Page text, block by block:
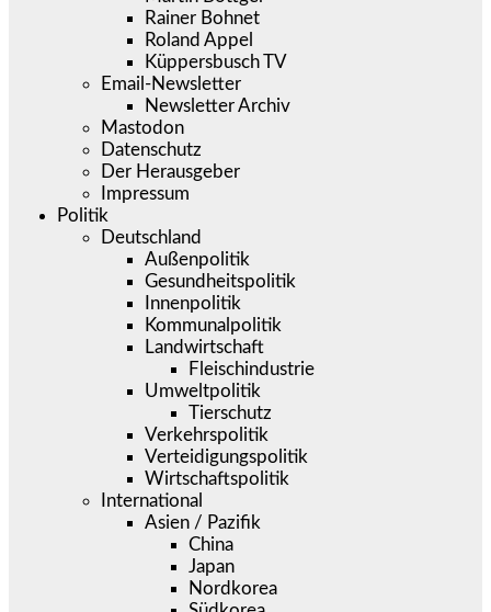
Rainer Bohnet
Roland Appel
Küppersbusch TV
Email-Newsletter
Newsletter Archiv
Mastodon
Datenschutz
Der Herausgeber
Impressum
Politik
Deutschland
Außenpolitik
Gesundheitspolitik
Innenpolitik
Kommunalpolitik
Landwirtschaft
Fleischindustrie
Umweltpolitik
Tierschutz
Verkehrspolitik
Verteidigungspolitik
Wirtschaftspolitik
International
Asien / Pazifik
China
Japan
Nordkorea